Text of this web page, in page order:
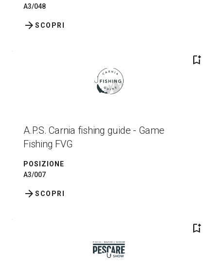
A3/048
SCOPRI
arrow_forward
bookmark_add
A.P.S. Carnia fishing guide - Game
Fishing FVG
POSIZIONE
A3/007
SCOPRI
arrow_forward
bookmark_add